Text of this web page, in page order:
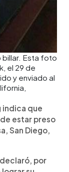
billar. Esta foto
el 29 de
y enviado al
indica que
estar preso
San Diego,
por